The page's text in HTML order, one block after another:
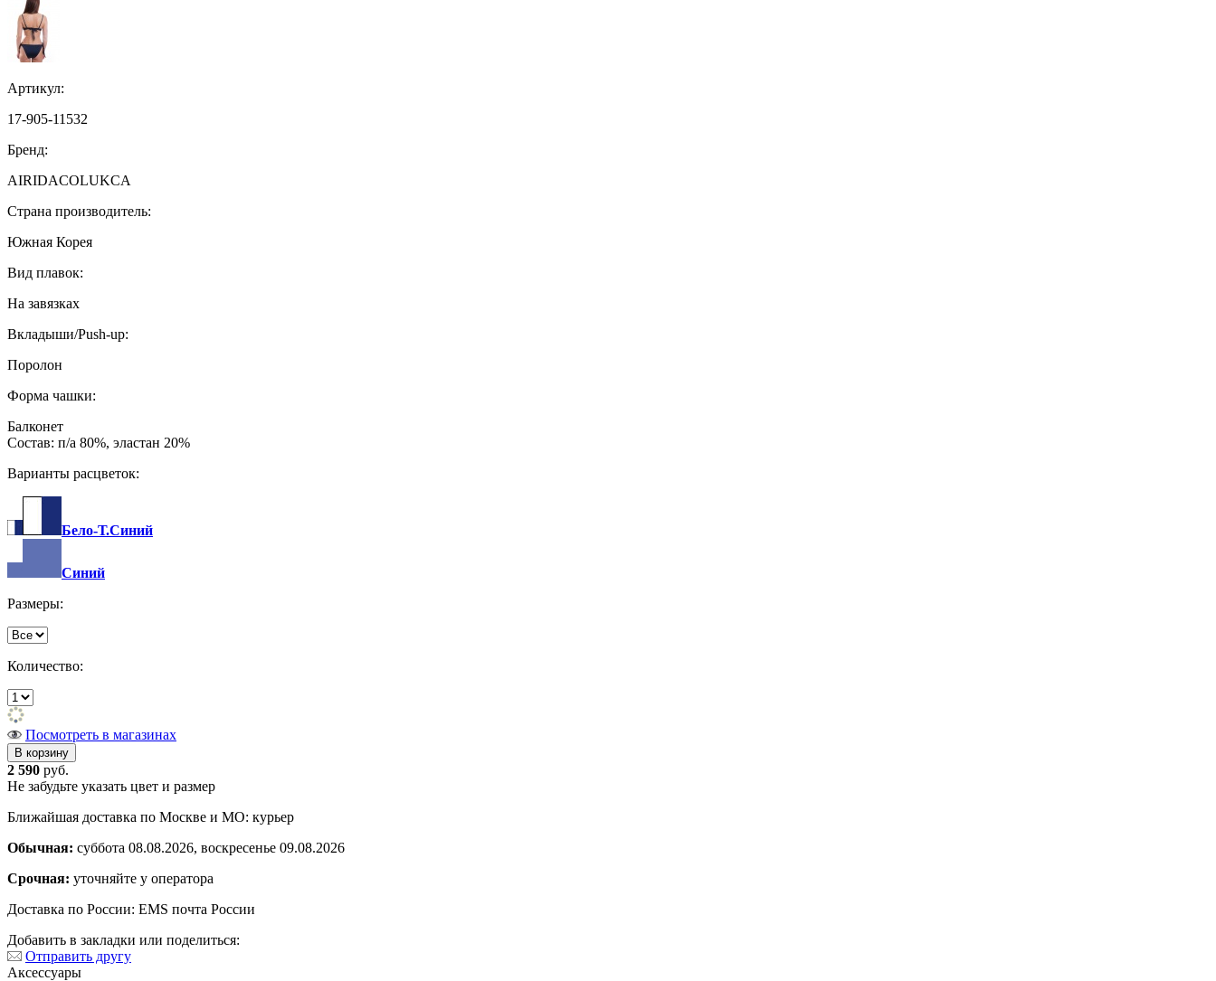
Артикул:
17-905-11532
Бренд:
AIRIDACOLUKCA
Страна производитель:
Южная Корея
Вид плавок:
На завязках
Вкладыши/Push-up:
Поролон
Форма чашки:
Балконет
Состав: п/а 80%, эластан 20%
Варианты расцветок:
Бело-Т.Синий
Синий
Размеры:
Количество:
Посмотреть в магазинах
2 590 руб.
Не забудьте указать цвет и размер
Ближайшая доставка по Москве и МО: курьер
Обычная: суббота 08.08.2026, воскресенье 09.08.2026
Срочная: уточняйте у оператора
Доставка по России: EMS почта России
Добавить в закладки или поделиться:
Отправить другу
Аксессуары